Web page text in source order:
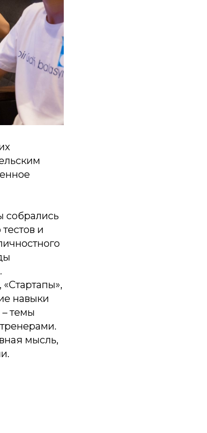
собрались
и
навыки
темы
мысль,